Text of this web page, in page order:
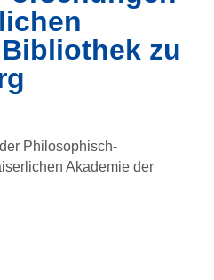
zu
Philosophisch-
Akademie der